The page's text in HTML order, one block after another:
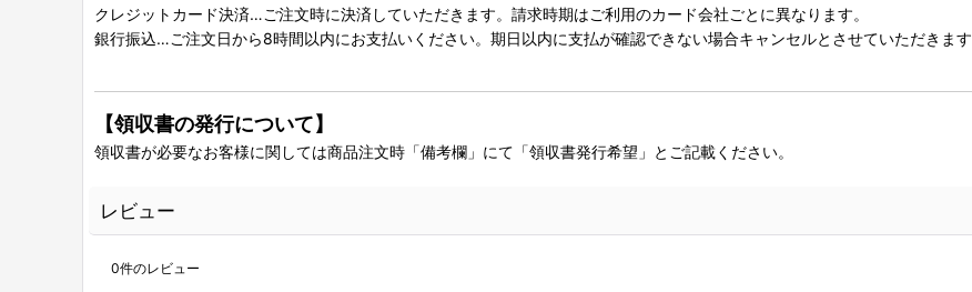
クレジットカード決済…ご注文時に決済していただきます。請求時期はご利用のカード会社ごとに異なります。
銀行振込…ご注文日から8時間以内にお支払いください。期日以内に支払が確認できない場合キャンセルとさせていただきます
【領収書の発行について】
領収書が必要なお客様に関しては商品注文時「備考欄」にて「領収書発行希望」とご記載ください。
レビュー
0件のレビュー